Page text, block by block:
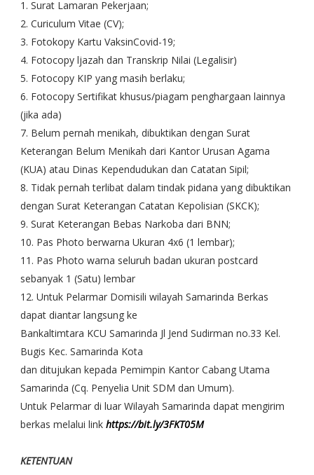
1. Surat Lamaran Pekerjaan;
2. Curiculum Vitae (CV);
3. Fotokopy Kartu VaksinCovid-19;
4. Fotocopy ljazah dan Transkrip Nilai (Legalisir)
5. Fotocopy KIP yang masih berlaku;
6. Fotocopy Sertifikat khusus/piagam penghargaan lainnya
(jika ada)
7. Belum pernah menikah, dibuktikan dengan Surat
Keterangan Belum Menikah dari Kantor Urusan Agama
(KUA) atau Dinas Kependudukan dan Catatan Sipil;
8. Tidak pernah terlibat dalam tindak pidana yang dibuktikan
dengan Surat Keterangan Catatan Kepolisian (SKCK);
9. Surat Keterangan Bebas Narkoba dari BNN;
10. Pas Photo berwarna Ukuran 4x6 (1 lembar);
11. Pas Photo warna seluruh badan ukuran postcard
sebanyak 1 (Satu) lembar
12. Untuk Pelarmar Domisili wilayah Samarinda Berkas
dapat diantar langsung ke
Bankaltimtara KCU Samarinda Jl Jend Sudirman no.33 Kel.
Bugis Kec. Samarinda Kota
dan ditujukan kepada Pemimpin Kantor Cabang Utama
Samarinda (Cq. Penyelia Unit SDM dan Umum).
Untuk Pelarmar di luar Wilayah Samarinda dapat mengirim
berkas melalui link https://bit.ly/3FKT05M
KETENTUAN